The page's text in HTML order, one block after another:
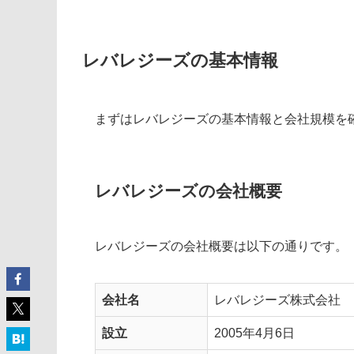
レバレジーズの基本情報
まずはレバレジーズの基本情報と会社規模を
レバレジーズの会社概要
レバレジーズの会社概要は以下の通りです。
会社名 レバレジーズ株式会社
設立 2005年4月6日